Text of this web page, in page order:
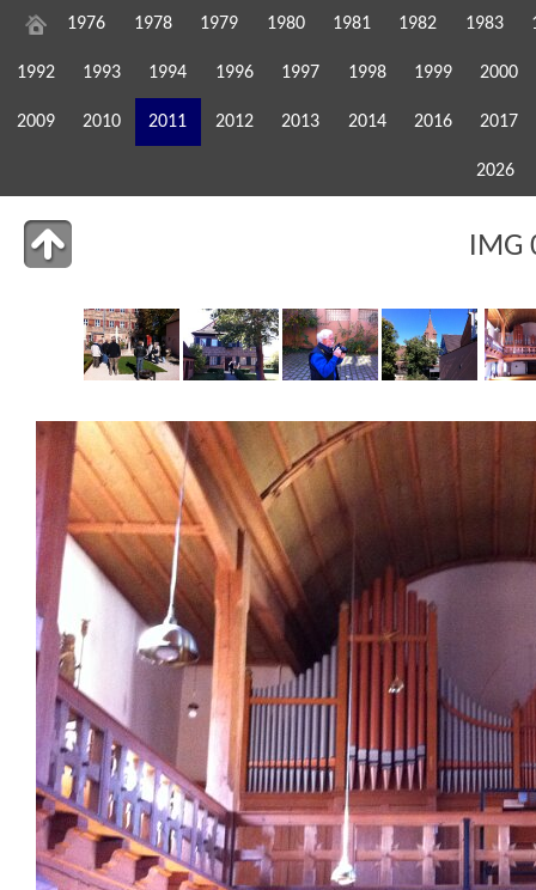
1976 1978 1979 1980 1981 1982 1983
1992 1993 1994 1996 1997 1998 1999 2000
2009 2010 2011 2012 2013 2014 2016 2017
2026
IMG